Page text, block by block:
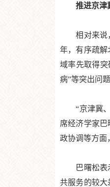
推进京津
相对来说，
年，有序疏解
域率先取得突
病”等突出问
“京津冀、‘
席经济学家
政协调等方面
巴曙松表示
共服务的较大